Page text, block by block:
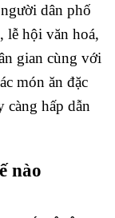
dân phố
lễ hội văn hoá,
gian cùng với
món ăn đặc
càng hấp dẫn
nào